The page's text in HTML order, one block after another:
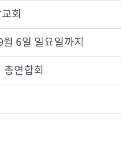
회
6일 일요일까지
총연합회